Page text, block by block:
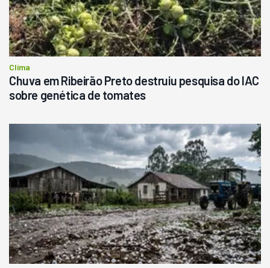
Clima
Chuva em Ribeirão Preto destruiu pesquisa do IAC
sobre genética de tomates